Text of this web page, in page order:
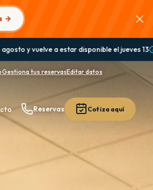
→
Guanaqueros: el Bar Panorámico
·Gestiona tus reservasEditar datos
Reservas Cotiza aquí